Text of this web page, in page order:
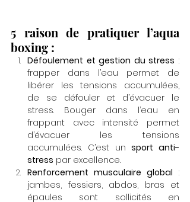
5 raison de pratiquer l’aqua
boxing :
Défoulement et gestion du stress :
frapper dans l’eau permet de
libérer les tensions accumulées,
de se défouler et d’évacuer le
stress. Bouger dans l’eau en
frappant avec intensité permet
d’évacuer les tensions
accumulées. C’est un sport anti-
stress par excellence.
Renforcement musculaire global :
jambes, fessiers, abdos, bras et
épaules sont sollicités en